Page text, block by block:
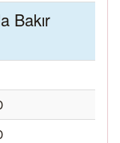
Bakır